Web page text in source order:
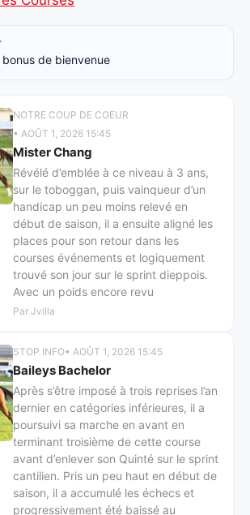
de bienvenue
NOTRE COUP DE COEUR
• AOÛT 1, 2026 15:45
Mister Chang
Révélé d’emblée à ce niveau à 3 ans,
sur le toboggan, puis vainqueur d’un
handicap un peu moins relevé en
début de saison, il a ensuite aligné les
places pour son retour dans les
courses événements et logiquement
trouvé son jour sur le sprint dieppois.
Avec un poids encore revu
Par Jvilla
STOP INFO• AOÛT 1, 2026 15:45
Baileys Bachelor
Après s’être imposé à trois reprises l’an
dernier en catégories inférieures, il a
poursuivi sa marche en avant en
terminant troisième de cette course
avant d’enlever son Quinté sur le sprint
cantilien. Pris un peu haut en début de
saison, il a accumulé les échecs et
progressivement été baissé au